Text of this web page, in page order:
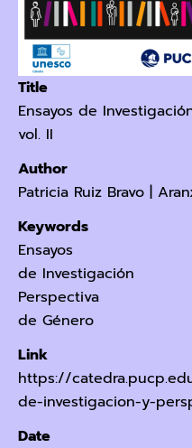
Title
Ensayos de
vol. II
Author
Patricia Ruiz Bravo |
Keywords
Ensayos
de Investigación
Perspectiva
de Género
Link
https://
de-investigacion-y-
Date